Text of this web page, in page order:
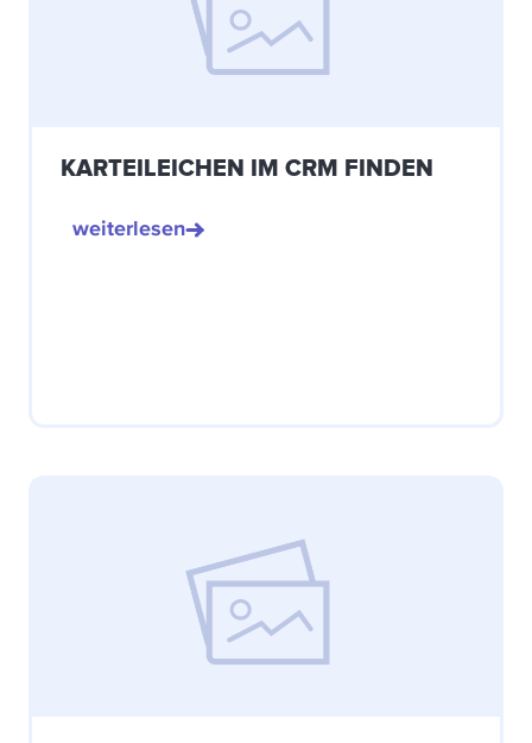
KARTEILEICHEN IM CRM FINDEN
weiterlesen